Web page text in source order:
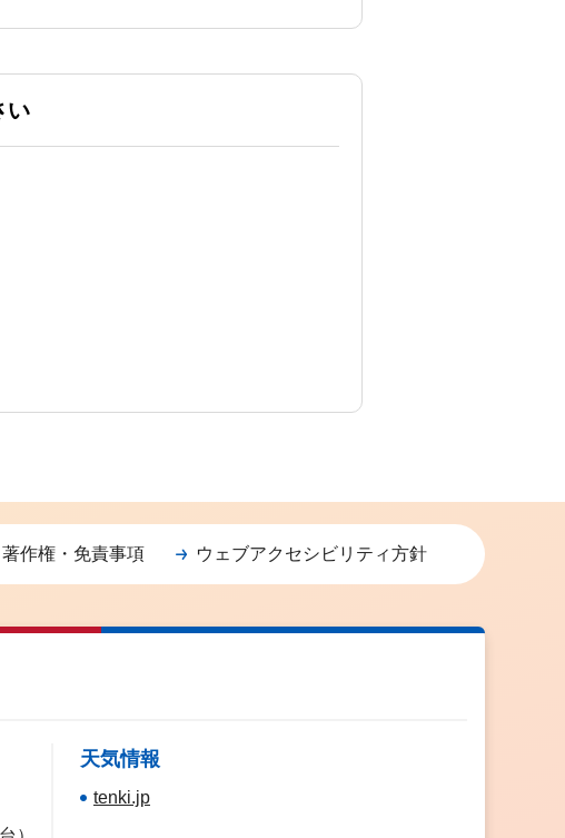
い
著作権・免責事項 ウェブアクセシビリティ方針
天気情報
tenki.jp